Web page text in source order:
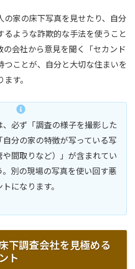
の家の床下写真を見せたり、自分
るような詐欺的な手法を使うこと
会社から意見を聞く「セカンド
つことが、自分と大切な住まいを
す。
必ず「調査の様子を撮影した
分の家の特徴が写っている写
間取りなど）」が含まれてい
別の現場の写真を使い回す悪
になります。
下調査会社を見極める
ト